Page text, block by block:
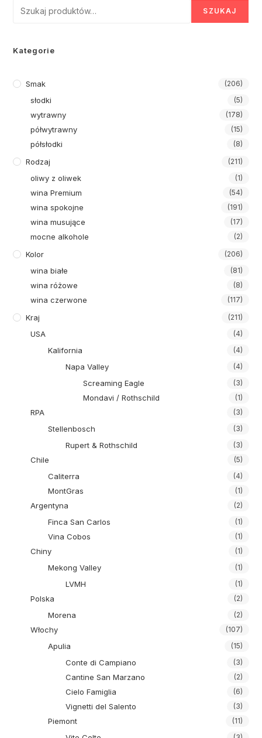
SZUKAJ
Kategorie
Smak (206)
słodki (5)
wytrawny (178)
półwytrawny (15)
półsłodki (8)
Rodzaj (211)
oliwy z oliwek (1)
wina Premium (54)
wina spokojne (191)
wina musujące (17)
mocne alkohole (2)
Kolor (206)
wina białe (81)
wina różowe (8)
wina czerwone (117)
Kraj (211)
USA (4)
Kalifornia (4)
Napa Valley (4)
Screaming Eagle (3)
Mondavi / Rothschild (1)
RPA (3)
Stellenbosch (3)
Rupert & Rothschild (3)
Chile (5)
Caliterra (4)
MontGras (1)
Argentyna (2)
Finca San Carlos (1)
Vina Cobos (1)
Chiny (1)
Mekong Valley (1)
LVMH (1)
Polska (2)
Morena (2)
Włochy (107)
Apulia (15)
Conte di Campiano (3)
Cantine San Marzano (2)
Cielo Famiglia (6)
Vignetti del Salento (3)
Piemont (11)